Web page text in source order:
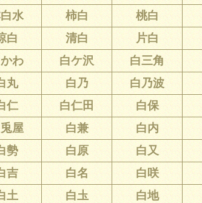
水
柿白 桃白
白
清白 片白
わ
白ケ沢 白三角
丸
白乃 白乃波
仁
白仁田 白保
屋
白兼 白内
勢
白原 白又
吉
白名 白咲
土
白圡 白地